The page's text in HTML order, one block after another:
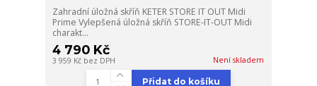
Zahradní úložná skříň KETER STORE IT OUT Midi
Prime Vylepšená úložná skříň STORE-IT-OUT Midi
charakt...
4 790 Kč
3 959 Kč bez DPH Není skladem
Přidat do košíku